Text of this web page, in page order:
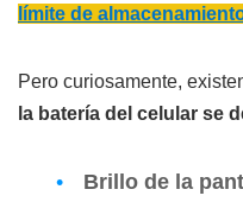
límite de
Pero curiosamente,
la batería del celular se
Brillo de la